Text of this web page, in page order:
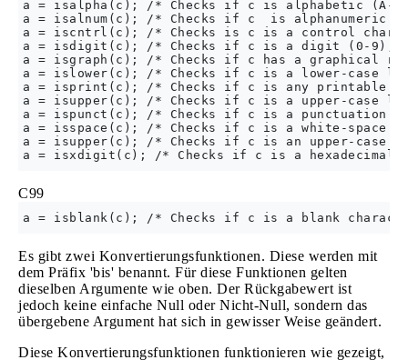
a = isalpha(c); /* Checks if c is alphabetic (A-
a = isalnum(c); /* Checks if c  is alphanumeric
a = iscntrl(c); /* Checks is c is a control
a = isdigit(c); /* Checks if c is a digit (0-9),
a = isgraph(c); /* Checks if c has a graphical
a = islower(c); /* Checks if c is a lower-case
a = isprint(c); /* Checks if c is any printable
a = isupper(c); /* Checks if c is a upper-case
a = ispunct(c); /* Checks if c is a punctuation
a = isspace(c); /* Checks if c is a white-space
a = isupper(c); /* Checks if c is an upper-case
C99
Es gibt zwei Konvertierungsfunktionen. Diese werden mit
dem Präfix 'bis' benannt. Für diese Funktionen gelten
dieselben Argumente wie oben. Der Rückgabewert ist
jedoch keine einfache Null oder Nicht-Null, sondern das
übergebene Argument hat sich in gewisser Weise geändert.
Diese Konvertierungsfunktionen funktionieren wie gezeigt,